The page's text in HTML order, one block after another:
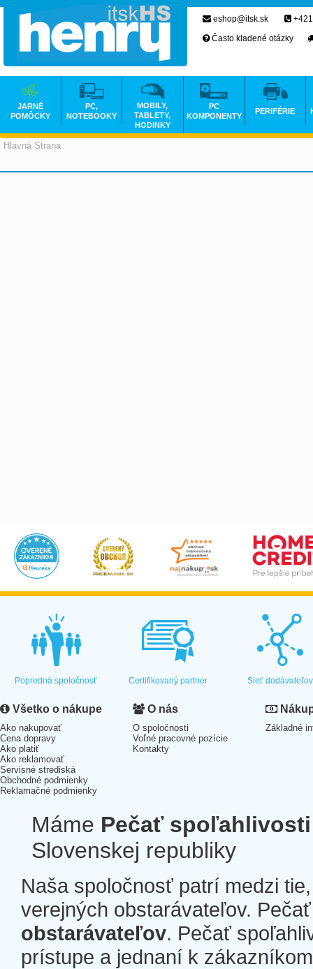
Hlavná Strana
eshop@itsk.sk
Často kladené otázky
JARNÉ
POMÔCKY
PC,
NOTEBOOKY
MOBILY,
TABLETY,
HODINKY
PC
KOMPONENTY
PERIFÉRIE
Popredná spoločnosť Certifikovaný partner Sieť dodávateľov
Všetko o nákupe
Ako nakupovať
Cena dopravy
Ako platiť
Ako reklamovať
Servisné strediská
Obchodné podmienky
Reklamačné podmienky
O nás
O spoločnosti
Voľné pracovné pozície
Kontakty
Základné
Máme Pečať spoľahlivosti
Slovenskej republiky
Naša spoločnosť patrí medzi
verejných obstarávateľov.
obstarávateľov. Pečať
prístupe a jednaní k